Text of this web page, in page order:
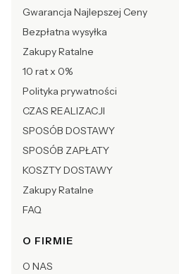
Gwarancja Najlepszej Ceny
Bezpłatna wysyłka
Zakupy Ratalne
10 rat x 0%
Polityka prywatności
CZAS REALIZACJI
SPOSÓB DOSTAWY
SPOSÓB ZAPŁATY
KOSZTY DOSTAWY
Zakupy Ratalne
FAQ
O FIRMIE
O NAS